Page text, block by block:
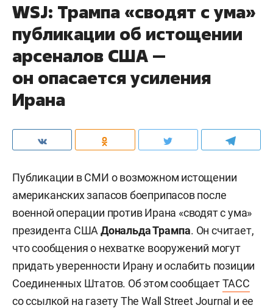
WSJ: Трампа «сводят с ума»
публикации об истощении
арсеналов США —
он опасается усиления
Ирана
Публикации в СМИ о возможном истощении
американских запасов боеприпасов после
военной операции против Ирана «сводят с ума»
президента СШАДональда Трампа. Он считает,
что сообщения о нехватке вооружений могут
придать уверенности Ирану и ослабить позиции
Соединенных Штатов. Об этом сообщаетТАСС
со ссылкой на газету The Wall Street Journal и ее